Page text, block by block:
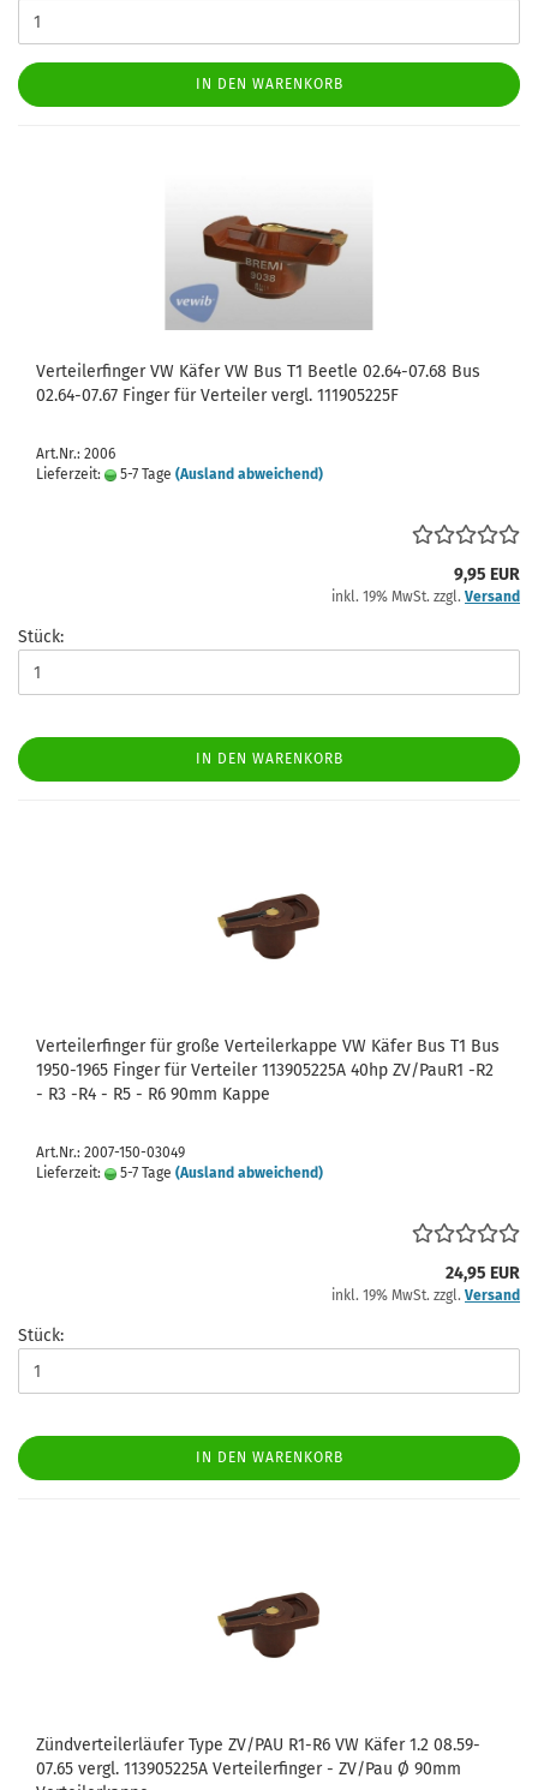
IN DEN WARENKORB
Verteilerfinger VW Käfer VW Bus T1 Beetle 02.64-07.68 Bus
02.64-07.67 Finger für Verteiler vergl. 111905225F
Art.Nr.: 2006
Lieferzeit:
5-7 Tage (Ausland abweichend)
9,95 EUR
inkl. 19% MwSt. zzgl. Versand
Stück:
IN DEN WARENKORB
Verteilerfinger für große Verteilerkappe VW Käfer Bus T1 Bus
1950-1965 Finger für Verteiler 113905225A 40hp ZV/PauR1 -R2
- R3 -R4 - R5 - R6 90mm Kappe
Art.Nr.: 2007-150-03049
Lieferzeit:
5-7 Tage (Ausland abweichend)
24,95 EUR
inkl. 19% MwSt. zzgl. Versand
Stück:
IN DEN WARENKORB
Zündverteilerläufer Type ZV/PAU R1-R6 VW Käfer 1.2 08.59-
07.65 vergl. 113905225A Verteilerfinger - ZV/Pau Ø 90mm